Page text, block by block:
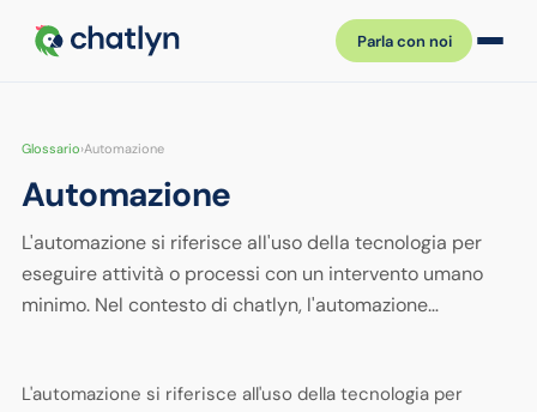
Parla con noi
Glossario›Automazione
Automazione
L'automazione si riferisce all'uso della tecnologia per
eseguire attività o processi con un intervento umano
minimo. Nel contesto di chatlyn, l'automazione…
L'automazione si riferisce all'uso della tecnologia per